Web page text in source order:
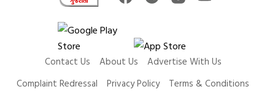
Contact Us About Us
Advertise With Us
Complaint Redressal
Privacy Policy Terms & Conditions